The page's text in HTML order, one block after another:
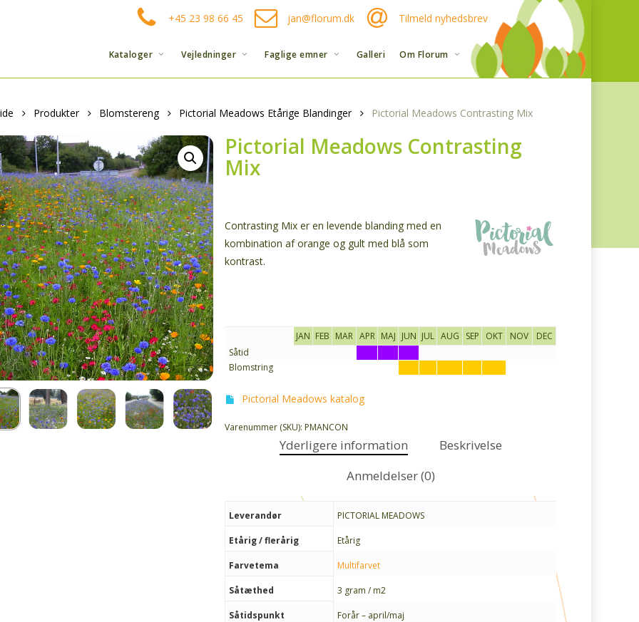
+45 23 98 66 45 jan@florum.dk Tilmeld nyhedsbrev
Kataloger Vejledninger Faglige emner Galleri Om Florum
Produkter Blomstereng Pictorial Meadows Etårige Blandinger Pictorial Meadows Contrasting Mix
Pictorial Meadows Contrasting
Mix
Contrasting Mix er en levende blanding med en
kombination af orange og gult med blå som
kontrast.
JAN FEB MAR APR MAJ JUN JUL AUG SEP OKT NOV
DEC
Såtid
Blomstring
Pictorial Meadows katalog
Varenummer (SKU): PMANCON
Yderligere information
Beskrivelse
Anmeldelser (0)
Leverandør PICTORIAL MEADOWS
Etårig / flerårig Etårig
Farvetema Multifarvet
Såtæthed 3 gram / m2
Såtidspunkt Forår – april/maj